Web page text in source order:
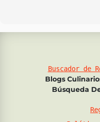
Buscador de
Blogs
Búsqueda